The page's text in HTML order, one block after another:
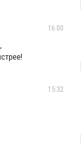
16:00
15:32